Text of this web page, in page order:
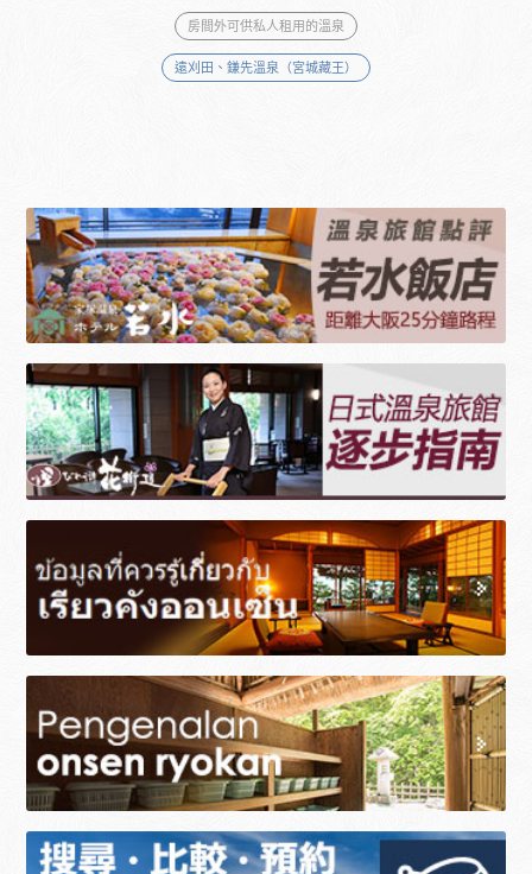
房間外可供私人租用的溫泉
遠刈田、鎌先溫泉（宮城藏王）